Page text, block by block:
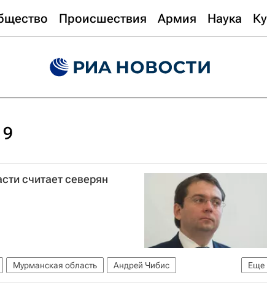
Происшествия Армия Наука
считает северян
Еще
Мурманская область
Андрей Чибис
экономический форум" (фонд)